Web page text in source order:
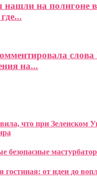
нашли на полигоне в
на...
что при Зеленском
безопасные
гостиная: от идеи до